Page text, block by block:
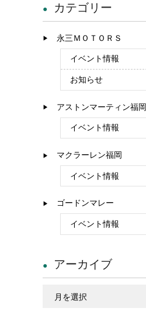
カテゴリー
永三ＭＯＴＯＲＳ
イベント情報
お知らせ
アストンマーティン福岡
イベント情報
マクラーレン福岡
イベント情報
ゴードンマレー
イベント情報
アーカイブ